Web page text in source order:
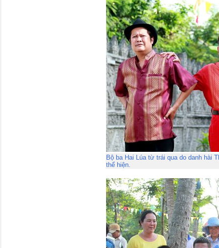
Bộ ba Hai Lúa từ trái qua do danh hài
thể hiện.